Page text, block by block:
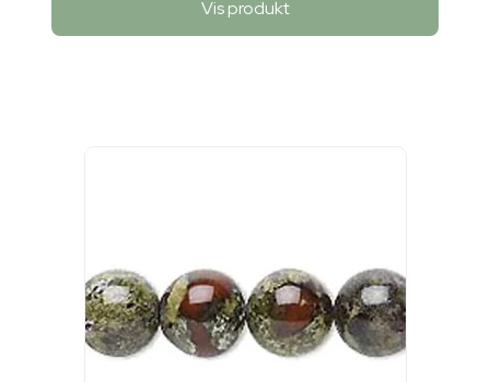
Vis produkt